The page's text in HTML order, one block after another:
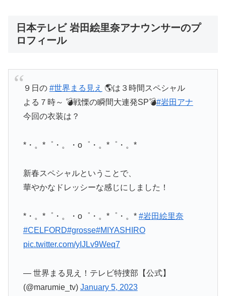
日本テレビ 岩田絵里奈アナウンサーのプ
ロフィール
９日の #世界まる見え 🌎は３時間スペシャル
よる７時～ 💣戦慄の瞬間大連発SP💣#岩田アナ
今回の衣装は？
*・。*゜・。・o゜・。*゜・。*
新春スペシャルということで、
華やかなドレッシーな感じにしました！
*・。*゜・。・o゜・。*゜・。* #岩田絵里奈
#CELFORD#grosse#MIYASHIRO
pic.twitter.com/yIJLv9Weq7
— 世界まる見え！テレビ特捜部【公式】
(@marumie_tv) January 5, 2023